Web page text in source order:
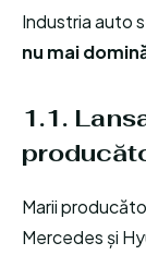
Industria auto
nu mai
1.1.
Marii
Mercedes și